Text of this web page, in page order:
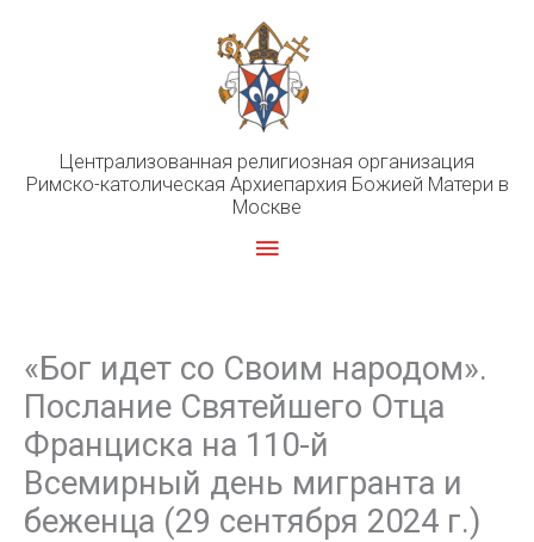
Централизованная религиозная организация
Римско-католическая Архиепархия Божией Матери в
Москве
Главное
«Бог идет со Своим народом».
Послание Святейшего Отца
Франциска на 110-й
Всемирный день мигранта и
беженца (29 сентября 2024 г.)